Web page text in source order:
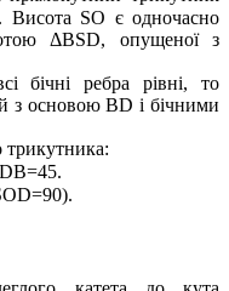
Висота SO є одночасно
ΔBSD, опущеної з
бічні ребра рівні, то
з основоюBD і бічними
трикутника:
.